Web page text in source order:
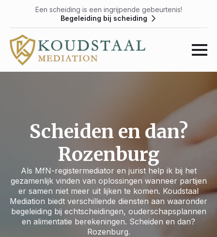
Een scheiding is een ingrijpende gebeurtenis!
Begeleiding bij scheiding
Scheiden en dan?
Rozenburg
Als MfN-registermediator en jurist help ik bij het
gezamenlijk vinden van oplossingen wanneer partijen
er samen niet meer uit lijken te komen. Koudstaal
Mediation biedt verschillende diensten aan waaronder
begeleiding bij echtscheidingen, ouderschapsplannen
en alimentatie berekeningen. Scheiden en dan?
Rozenburg.